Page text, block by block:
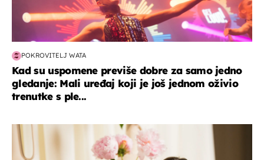
POKROVITELJ WATA
Kad su uspomene previše dobre za samo jedno
gledanje: Mali uređaj koji je još jednom oživio
trenutke s ple...
moda & ljepota